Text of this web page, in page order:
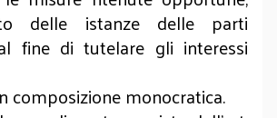
delle istanze delle parti
fine di tutelare gli interessi
composizione monocratica.